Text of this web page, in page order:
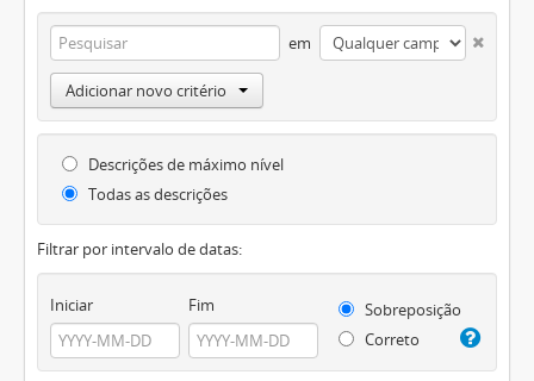
em
Adicionar novo critério
Descrições de máximo nível
Todas as descrições
Filtrar por intervalo de datas:
Iniciar Fim
Sobreposição
Correto